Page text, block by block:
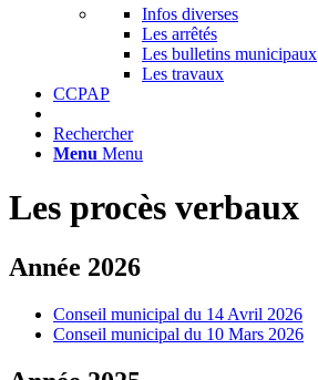
Infos diverses
Les arrêtés
Les bulletins municipaux
Les travaux
CCPAP
Rechercher
Menu Menu
Les procès verbaux
Année 2026
Conseil municipal du 14 Avril 2026
Conseil municipal du 10 Mars 2026